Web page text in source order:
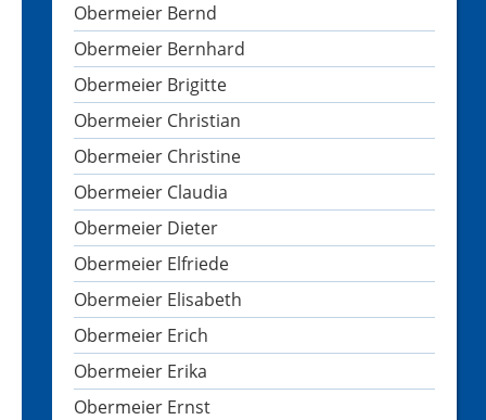
Obermeier Bernd
Obermeier Bernhard
Obermeier Brigitte
Obermeier Christian
Obermeier Christine
Obermeier Claudia
Obermeier Dieter
Obermeier Elfriede
Obermeier Elisabeth
Obermeier Erich
Obermeier Erika
Obermeier Ernst